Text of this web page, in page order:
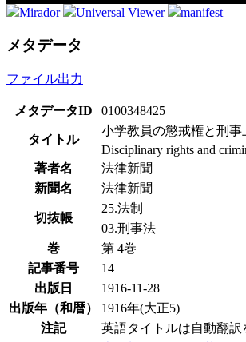
Mirador Universal Viewer manifest
メタデータ
ファイル出力
メタデータID 0100348425
タイトル
小学教員の懲戒権と刑
Disciplinary rights and
著者名
法律新聞
新聞名
法律新聞
切抜帳
25.法制
03.刑事法
巻
第 4巻
記事番号
14
出版日
1916-11-28
出版年（和暦）
1916年(大正5)
注記
英語タイトルは自動翻